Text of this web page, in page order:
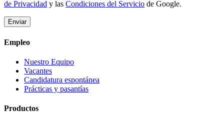
de Privacidad y las Condiciones del Servicio de Google.
Empleo
Nuestro Equipo
Vacantes
Candidatura espontánea
Prácticas y pasantías
Productos